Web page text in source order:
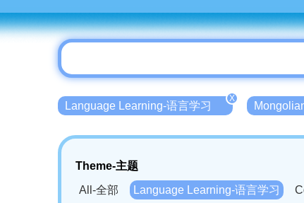
Language Learning-语言学习
X
Theme-主题
All-全部
Language Learning-语言学习